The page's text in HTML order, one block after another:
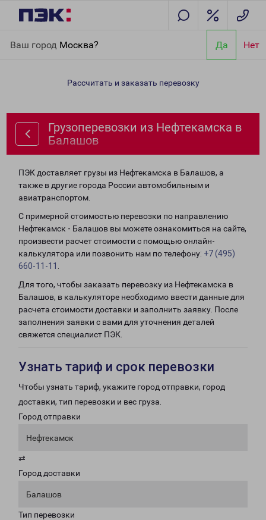
Ваш город Москва? Да Нет
Балашов
Рассчитать и заказать перевозку
Грузоперевозки из Нефтекамска в
Балашов
ПЭК доставляет грузы из Нефтекамска в Балашов, а
также в другие города России автомобильным и
авиатранспортом.
С примерной стоимостью перевозки по направлению
Нефтекамск - Балашов вы можете ознакомиться на сайте,
произвести расчет стоимости с помощью онлайн-
калькулятора или позвонить нам по телефону: +7 (495)
660-11-11
Для того, чтобы заказать перевозку из Нефтекамска в
Балашов, в калькуляторе необходимо ввести данные для
расчета стоимости доставки и заполнить заявку. После
заполнения заявки с вами для уточнения деталей
свяжется специалист ПЭК.
Узнать тариф и срок перевозки
Чтобы узнать тариф, укажите город отправки, город
доставки, тип перевозки и вес груза.
Город отправки
Нефтекамск
⇄
Город доставки
Балашов
Тип перевозки